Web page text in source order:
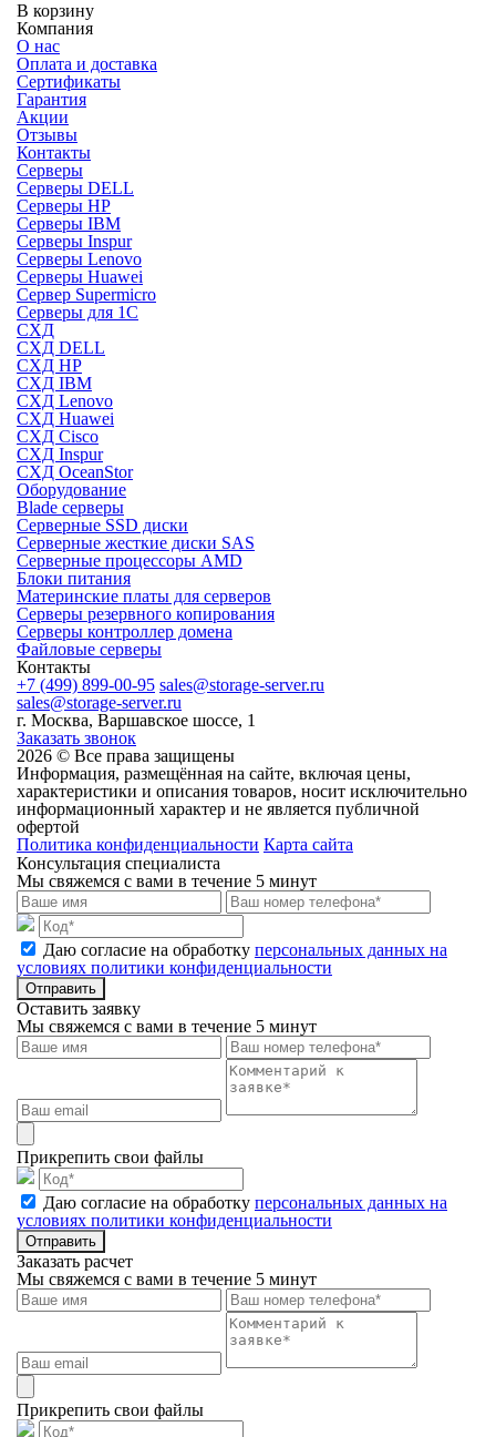
В корзину
Компания
О нас
Оплата и доставка
Сертификаты
Гарантия
Акции
Отзывы
Контакты
Серверы
Серверы DELL
Серверы HP
Серверы IBM
Серверы Inspur
Серверы Lenovo
Серверы Huawei
Сервер Supermicro
Серверы для 1C
СХД
СХД DELL
СХД HP
СХД IBM
СХД Lenovo
СХД Huawei
СХД Cisco
СХД Inspur
СХД OceanStor
Оборудование
Blade серверы
Серверные SSD диски
Cерверные жесткие диски SAS
Серверные процессоры AMD
Блоки питания
Материнские платы для серверов
Серверы резервного копирования
Серверы контроллер домена
Файловые серверы
Контакты
+7 (499) 899-00-95 sales@storage-server.ru
sales@storage-server.ru
г. Москва, Варшавское шоссе, 1
Заказать звонок
2026 © Все права защищены
Информация, размещённая на сайте, включая цены,
характеристики и описания товаров, носит исключительно
информационный характер и не является публичной
офертой
Политика конфиденциальности Карта сайта
Консультация специалиста
Мы свяжемся с вами в течение 5 минут
Даю согласие на обработку персональных данных на
условиях политики конфиденциальности
Отправить
Оставить заявку
Мы свяжемся с вами в течение 5 минут
Прикрепить свои файлы
Даю согласие на обработку персональных данных на
условиях политики конфиденциальности
Отправить
Заказать расчет
Мы свяжемся с вами в течение 5 минут
Прикрепить свои файлы